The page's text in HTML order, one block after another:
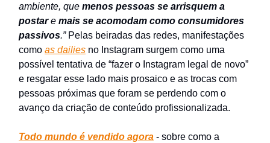
ambiente, que menos pessoas se arrisquem a
postare mais se acomodam como consumidores
passivos.”Pelas beiradas das redes, manifestações
como as dailies no Instagram surgem como uma
possível tentativa de “fazer o Instagram legal de novo”
e resgatar esse lado mais prosaico e as trocas com
pessoas próximas que foram se perdendo com o
avanço da criação de conteúdo profissionalizada.
Todo mundo é vendido agora - sobre como a